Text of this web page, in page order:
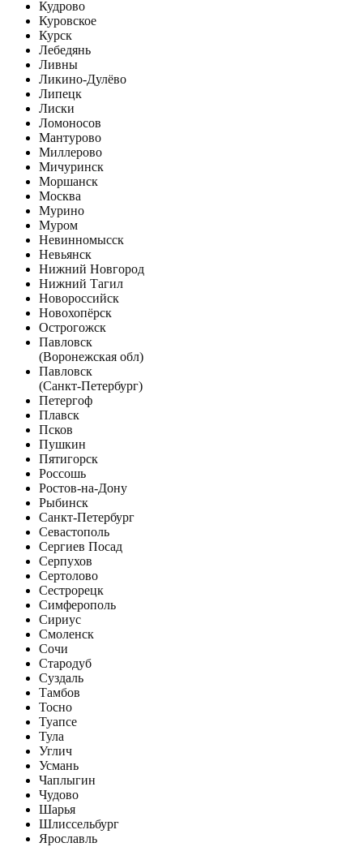
Кудрово
Куровское
Курск
Лебедянь
Ливны
Ликино-Дулёво
Липецк
Лиски
Ломоносов
Мантурово
Миллерово
Мичуринск
Моршанск
Москва
Мурино
Муром
Невинномысск
Невьянск
Нижний Новгород
Нижний Тагил
Новороссийск
Новохопёрск
Острогожск
Павловск
(Воронежская обл)
Павловск
(Санкт-Петербург)
Петергоф
Плавск
Псков
Пушкин
Пятигорск
Россошь
Ростов-на-Дону
Рыбинск
Санкт-Петербург
Севастополь
Сергиев Посад
Серпухов
Сертолово
Сестрорецк
Симферополь
Сириус
Смоленск
Сочи
Стародуб
Суздаль
Тамбов
Тосно
Туапсе
Тула
Углич
Усмань
Чаплыгин
Чудово
Шарья
Шлиссельбург
Ярославль